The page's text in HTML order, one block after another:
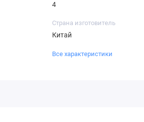
4
Страна изготовитель
Китай
Все характеристики